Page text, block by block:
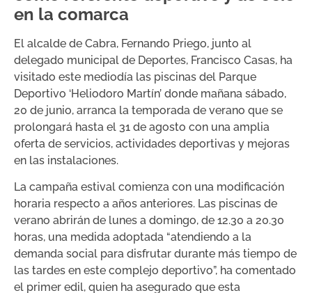
en la comarca
El alcalde de Cabra, Fernando Priego, junto al
delegado municipal de Deportes, Francisco Casas, ha
visitado este mediodía las piscinas del Parque
Deportivo ‘Heliodoro Martín’ donde mañana sábado,
20 de junio, arranca la temporada de verano que se
prolongará hasta el 31 de agosto con una amplia
oferta de servicios, actividades deportivas y mejoras
en las instalaciones.
La campaña estival comienza con una modificación
horaria respecto a años anteriores. Las piscinas de
verano abrirán de lunes a domingo, de 12.30 a 20.30
horas, una medida adoptada “atendiendo a la
demanda social para disfrutar durante más tiempo de
las tardes en este complejo deportivo”, ha comentado
el primer edil, quien ha asegurado que esta